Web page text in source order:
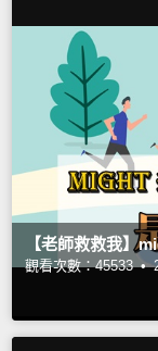
【老師救救我】
觀看次數：45533 •